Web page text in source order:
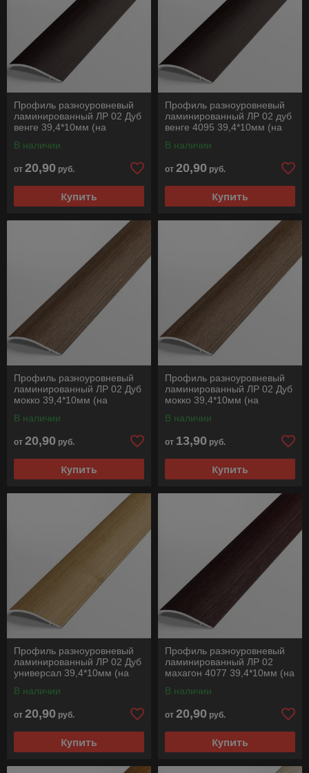
Профиль разноуровневый
ламинированный ЛР 02 Дуб
венге 39,4*10мм (на
1350мм
В наличии
от 20,90 руб.
Купить
Профиль разноуровневый
ламинированный ЛР 02 дуб
венге 4095 39,4*10мм (на
1350мм
В наличии
от 20,90 руб.
Купить
Профиль разноуровневый
ламинированный ЛР 02 Дуб
мокко 39,4*10мм (на
1350мм
В наличии
от 20,90 руб.
Купить
Профиль разноуровневый
ламинированный ЛР 02 Дуб
мокко 39,4*10мм (на
900мм
В наличии
от 13,90 руб.
Купить
Профиль разноуровневый
ламинированный ЛР 02 Дуб
универсал 39,4*10мм (на
1350мм
В наличии
от 20,90 руб.
Купить
Профиль разноуровневый
ламинированный ЛР 02
махагон 4077 39,4*10мм (на
1350мм
В наличии
от 20,90 руб.
Купить